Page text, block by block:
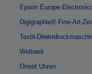
Epson Europe
Digigraphie® Fine-Art-
Textil-
Weltweit
Orient Uhren